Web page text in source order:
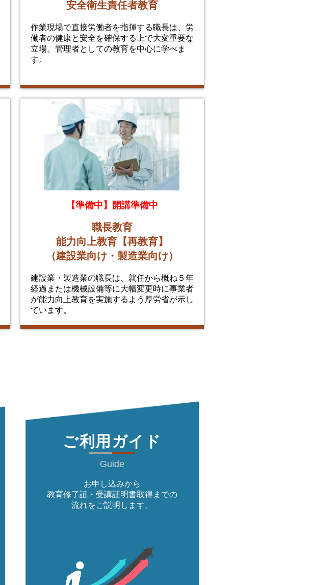
安全衛生責任者教育
作業現場で直接労働者を指揮する職長は、労
働者の健康と安全を確保する上で大変重要な
立場。管理者としての教育を中心に学べま
す。
【準備中】開講準備中
職長教育
能力向上教育【再教育】
（建設業向け・製造業向け）
建設業・製造業の職長は、就任から概ね５年
経過または機械設備等に大幅変更時に事業者
が能力向上教育を実施するよう厚労省が示し
ています。
ご利用ガイド
Guide
お申し込みから
教育修了証・受講証明書取得までの
流れをご説明します。